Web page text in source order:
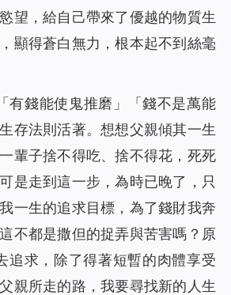
望，給自己帶來了優越的物質生
顯得蒼白無力，根本起不到絲毫
有錢能使鬼推磨」「錢不是萬能
存法則活著。想想父親傾其一生
輩子捨不得吃、捨不得花，死死
是走到這一步，為時已晚了，只
一生的追求目標，為了錢財我奔
不都是撒但的捉弄與苦害嗎？原
追求，除了得著短暫的肉體享受
親所走的路，我要尋找新的人生